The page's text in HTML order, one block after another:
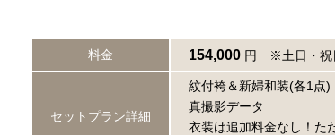
料金 154,000 円 ※土日・祝
セットプラン詳細
紋付袴＆新婦和装(各1点
真撮影データ
衣装は追加料金なし！た